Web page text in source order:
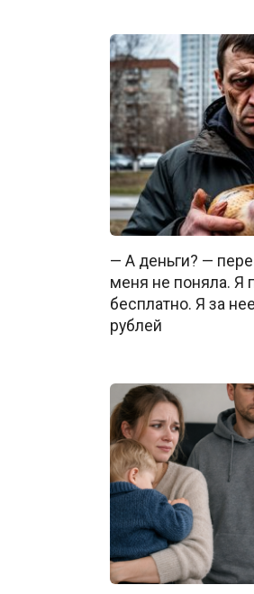
— А деньги? —
меня не поняла. Я
бесплатно. Я за
рублей